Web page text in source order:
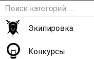
Экипировка
Конкурсы